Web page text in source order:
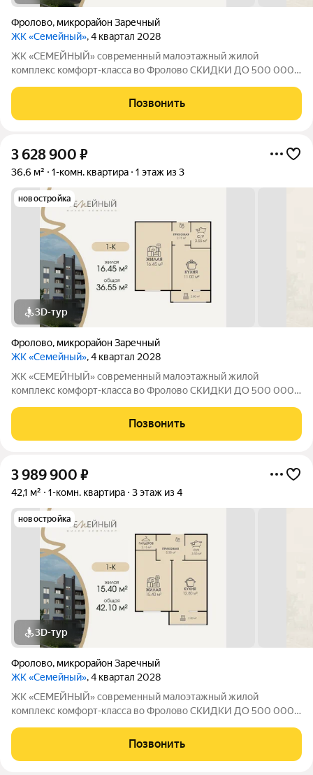
Фролово, микрорайон Заречный
ЖК «Семейный», 4 квартал 2028
ЖК «СЕМЕЙНЫЙ» современный малоэтажный жилой
комплекс комфорт-класса во Фролово СКИДКИ ДО 500 000
площадью 42,1 м с продуманной современной планировкой:
Позвонить
3 628 900 ₽
36,6 м² 1-комн. квартира 1 этаж из 3
новостройка
3D-тур
Фролово, микрорайон Заречный
ЖК «Семейный», 4 квартал 2028
ЖК «СЕМЕЙНЫЙ» современный малоэтажный жилой
комплекс комфорт-класса во Фролово СКИДКИ ДО 500 000
продуманной современной планировкой: жилая площадь 16.45
Позвонить
3 989 900 ₽
42,1 м² 1-комн. квартира 3 этаж из 4
новостройка
3D-тур
Фролово, микрорайон Заречный
ЖК «Семейный», 4 квартал 2028
ЖК «СЕМЕЙНЫЙ» современный малоэтажный жилой
комплекс комфорт-класса во Фролово СКИДКИ ДО 500 000
площадью 42,1 м с продуманной современной планировкой:
Позвонить